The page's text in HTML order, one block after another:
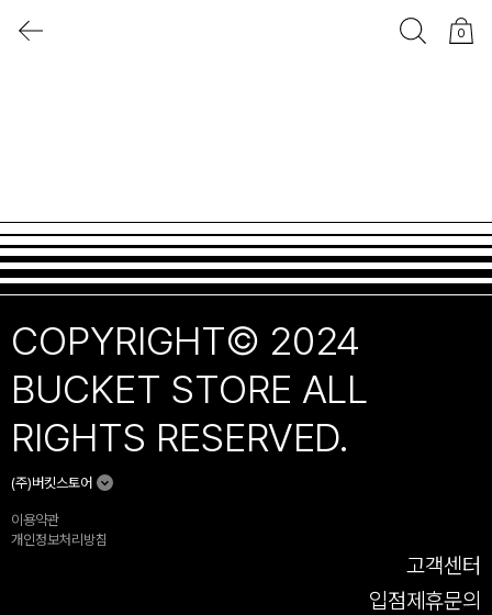
0
COPYRIGHT© 2024
BUCKET STORE ALL
RIGHTS RESERVED.
(주)버킷스토어
이용약관
개인정보처리방침
고객센터
입점제휴문의